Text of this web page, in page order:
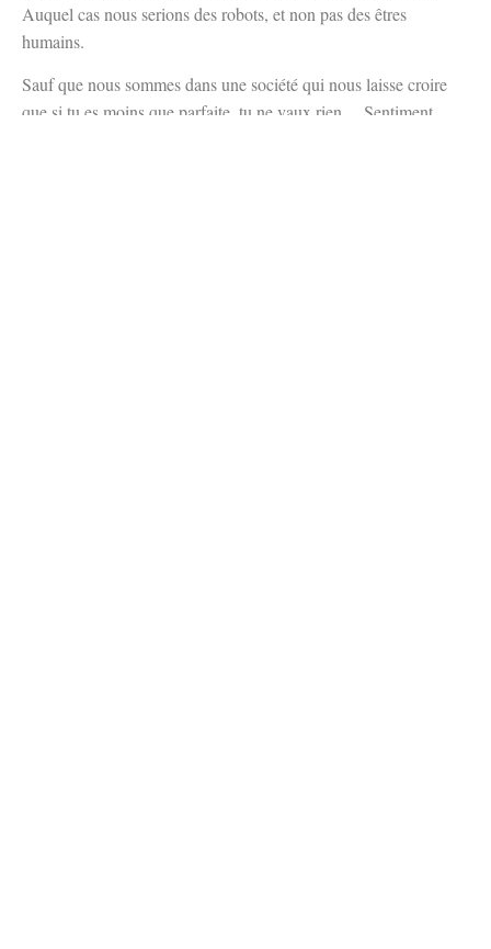
Auquel cas nous serions des robots, et non pas des êtres
humains.
Sauf que nous sommes dans une société qui nous laisse croire
que si tu es moins que parfaite, tu ne vaux rien… Sentiment